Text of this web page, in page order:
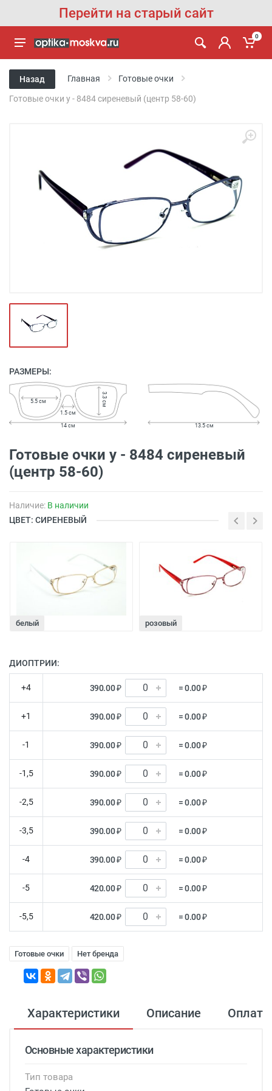
Перейти на старый сайт
0
Назад Главная Готовые очки
Готовые очки y - 8484 сиреневый (центр 58-60)
РАЗМЕРЫ:
1.5 см
5.5 см 3.3 см
14 см 13.5 см
Готовые очки y - 8484 сиреневый
(центр 58-60)
Наличие: В наличии
ЦВЕТ: СИРЕНЕВЫЙ
белый розовый
ДИОПТРИИ:
+4 390.00 ₽ = 0.00 ₽
+1 390.00 ₽ = 0.00 ₽
-1 390.00 ₽ = 0.00 ₽
-1,5 390.00 ₽ = 0.00 ₽
-2,5 390.00 ₽ = 0.00 ₽
-3,5 390.00 ₽ = 0.00 ₽
-4 390.00 ₽ = 0.00 ₽
-5 420.00 ₽ = 0.00 ₽
-5,5 420.00 ₽ = 0.00 ₽
Готовые очки Нет бренда
Характеристики Описание Оплата
Основные характеристики
Тип товара